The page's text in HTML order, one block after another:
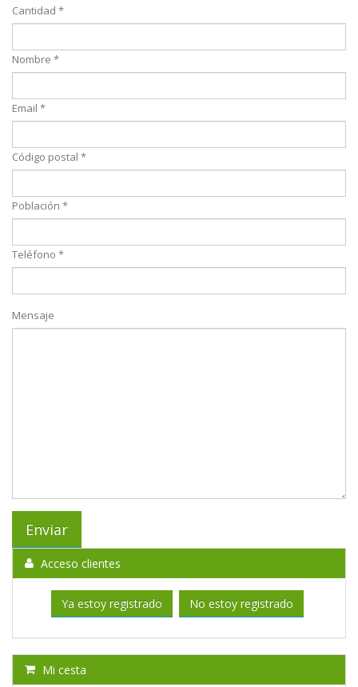
Cantidad *
Nombre *
Email *
Código postal *
Población *
Teléfono *
Mensaje
Acceso clientes
Ya estoy registrado No estoy registrado
Mi cesta